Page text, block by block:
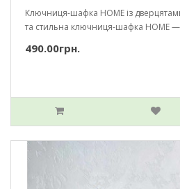
Ключниця-шафка HOME із
та стильна ключниця-шафка HOME —
490.00грн.